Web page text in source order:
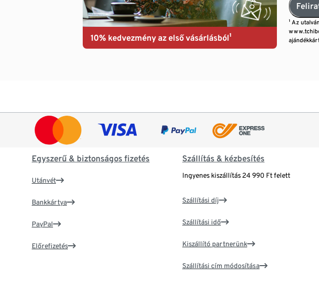
10% kedvezmény az első vásárlásból¹
¹ Az
Egyszerű & biztonságos fizetés
Utánvét
Bankkártya
PayPal
Előrefizetés
Szállítás & kézbesítés
Ingyenes kiszállítás 24 990 Ft felett
Szállítási díj
Szállítási idő
Kiszállító partnerünk
Szállítási cím módosítása